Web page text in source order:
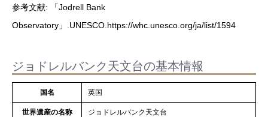
参考文献: 「Jodrell Bank
Observatory」.UNESCO.https://whc.unesco.org/ja/list/1594
ジョドレルバンク天文台の基本情報
国名 英国
世界遺産の名称 ジョドレルバンク天文台